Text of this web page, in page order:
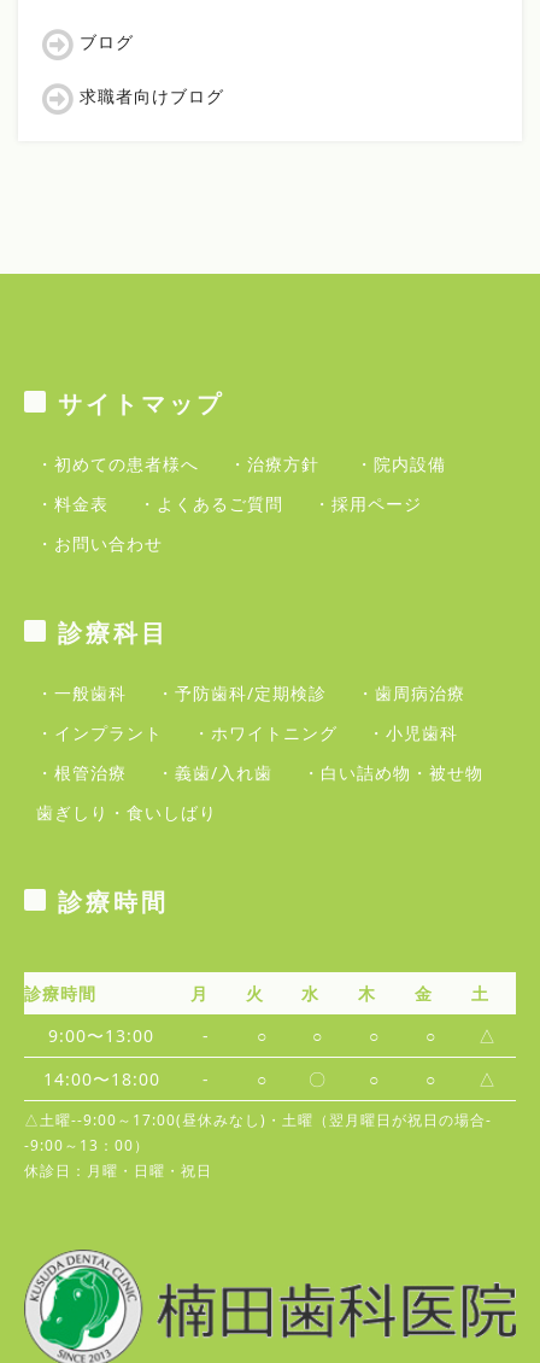
ブログ
求職者向けブログ
サイトマップ
・初めての患者様へ ・治療方針
・院内設備
・料金表
・よくあるご質問
・採用ページ
・お問い合わせ
診療科目
・一般歯科 ・予防歯科/定期検診
・歯周病治療
・インプラント
・ホワイトニング
・小児歯科
・根管治療
・義歯/入れ歯
・白い詰め物・被せ物
歯ぎしり・食いしばり
診療時間
診療時間 月 火 水 木 金
土
9:00〜13:00
- ○ ○ ○ ○
△
14:00〜18:00
- ○ 〇 ○ ○ △
△土曜--9:00～17:00(昼休みなし)・土曜（翌月曜日が祝日の場合-
-9:00～13：00）
休診日：月曜・日曜・祝日